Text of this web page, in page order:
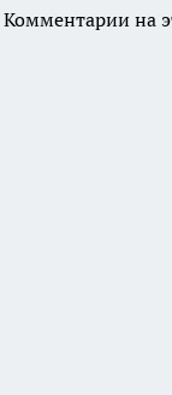
Комментарии на